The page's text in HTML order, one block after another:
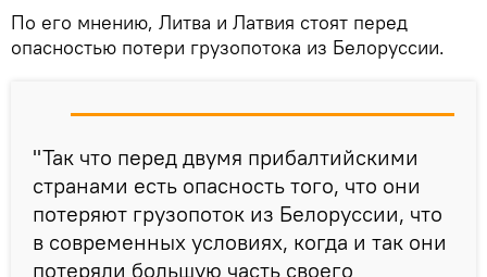
По его мнению, Литва и Латвия стоят перед
опасностью потери грузопотока из Белоруссии.
"Так что перед двумя прибалтийскими
странами есть опасность того, что они
потеряют грузопоток из Белоруссии, что
в современных условиях, когда и так они
потеряли большую часть своего